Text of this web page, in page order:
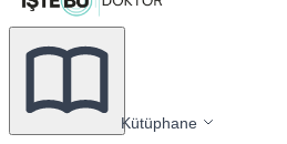
Kütüphane